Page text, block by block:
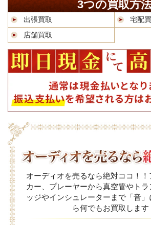
3つの買取方
出張買取
宅配
店舗買取
オーディオを売るなら絶対ココ！
カー、プレーヤーから真空管やトラ
ッジやインシュレーターまで「音
ら何でもお買取します